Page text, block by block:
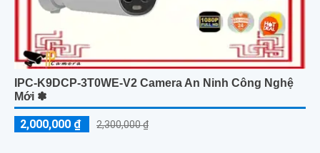
IPC-K9DCP-3T0WE-V2 Camera An Ninh Công Nghệ
Mới ✽
2,000,000 ₫ 2,300,000 ₫